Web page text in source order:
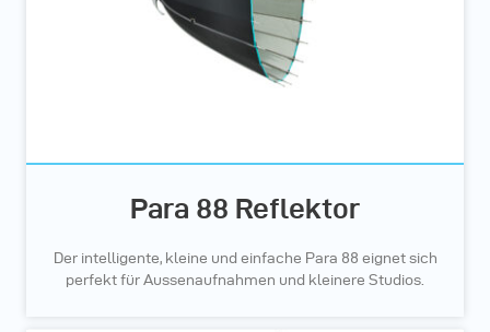
Para 88 Reflektor
Der intelligente, kleine und einfache Para 88 eignet sich
perfekt für Aussenaufnahmen und kleinere Studios.